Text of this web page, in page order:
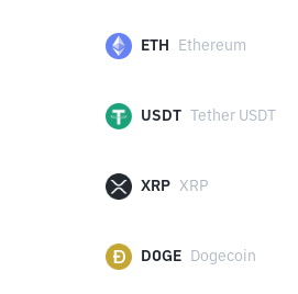
ETH Ethereum
USDT Tether USDT
XRP XRP
DOGE Dogecoin